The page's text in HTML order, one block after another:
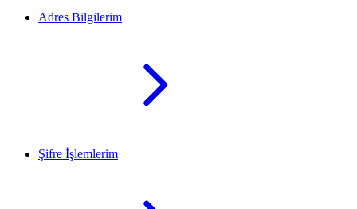
Adres Bilgilerim
Şifre İşlemlerim